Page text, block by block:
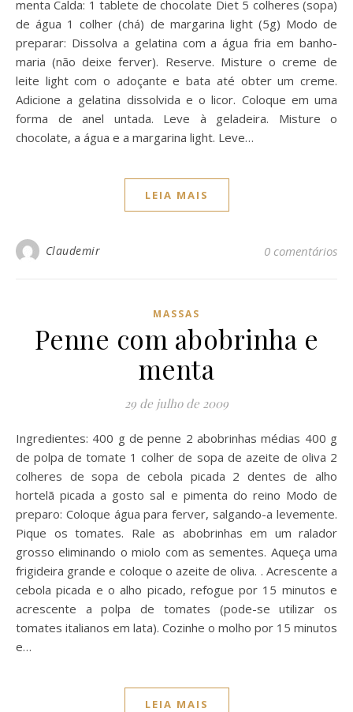
menta Calda: 1 tablete de chocolate Diet 5 colheres (sopa)
de água 1 colher (chá) de margarina light (5g) Modo de
preparar: Dissolva a gelatina com a água fria em banho-
maria (não deixe ferver). Reserve. Misture o creme de
leite light com o adoçante e bata até obter um creme.
Adicione a gelatina dissolvida e o licor. Coloque em uma
forma de anel untada. Leve à geladeira. Misture o
chocolate, a água e a margarina light. Leve…
LEIA MAIS
Claudemir 0 comentários
MASSAS
Penne com abobrinha e
menta
29 de julho de 2009
Ingredientes: 400 g de penne 2 abobrinhas médias 400 g
de polpa de tomate 1 colher de sopa de azeite de oliva 2
colheres de sopa de cebola picada 2 dentes de alho
hortelã picada a gosto sal e pimenta do reino Modo de
preparo: Coloque água para ferver, salgando-a levemente.
Pique os tomates. Rale as abobrinhas em um ralador
grosso eliminando o miolo com as sementes. Aqueça uma
frigideira grande e coloque o azeite de oliva. . Acrescente a
cebola picada e o alho picado, refogue por 15 minutos e
acrescente a polpa de tomates (pode-se utilizar os
tomates italianos em lata). Cozinhe o molho por 15 minutos
e…
LEIA MAIS